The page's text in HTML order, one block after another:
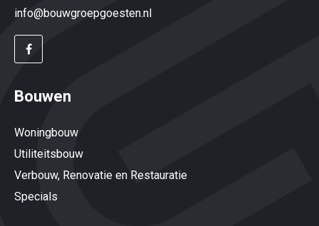
info@bouwgroepgoesten.nl
Bouwen
Woningbouw
Utiliteitsbouw
Verbouw, Renovatie en Restauratie
Specials